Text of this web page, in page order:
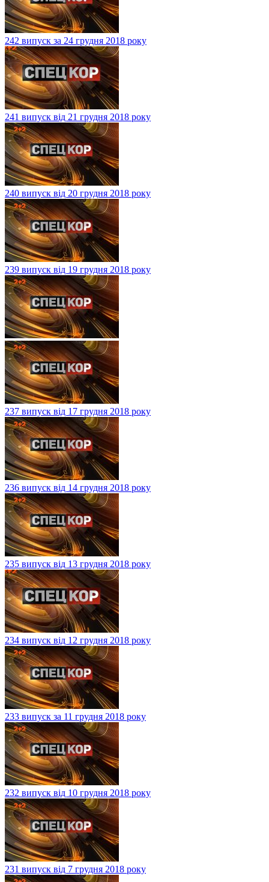
242 випуск за 24 грудня 2018 року
241 випуск від 21 грудня 2018 року
240 випуск від 20 грудня 2018 року
239 випуск від 19 грудня 2018 року
237 випуск від 17 грудня 2018 року
236 випуск від 14 грудня 2018 року
235 випуск від 13 грудня 2018 року
234 випуск від 12 грудня 2018 року
233 випуск за 11 грудня 2018 року
232 випуск від 10 грудня 2018 року
231 випуск від 7 грудня 2018 року